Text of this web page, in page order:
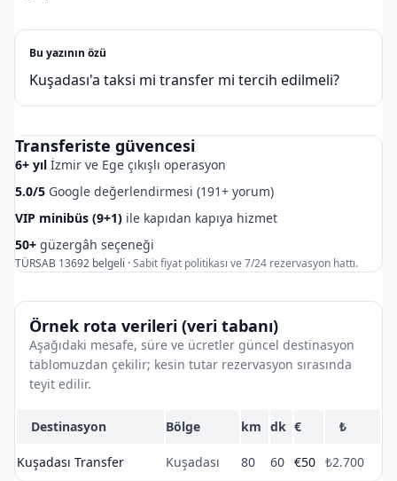
Bu yazının özü
Kuşadası'a taksi mi transfer mi tercih edilmeli?
Transferiste güvencesi
6+ yıl İzmir ve Ege çıkışlı operasyon
5.0/5 Google değerlendirmesi (191+ yorum)
VIP minibüs (9+1) ile kapıdan kapıya hizmet
50+ güzergâh seçeneği
TÜRSAB 13692 belgeli ·Sabit fiyat politikası ve 7/24 rezervasyon hattı.
Örnek rota verileri (veri tabanı)
Aşağıdaki mesafe, süre ve ücretler güncel destinasyon
tablomuzdan çekilir; kesin tutar rezervasyon sırasında
teyit edilir.
Destinasyon Bölge km dk € ₺
Kuşadası Transfer Kuşadası 80 60 €50 ₺2.700